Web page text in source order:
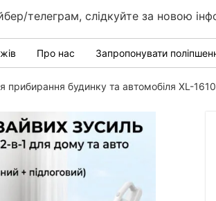
телеграм, слідкуйте за новою
Про нас Запропонувати
прибирання будинку та автомобіля XL-1610